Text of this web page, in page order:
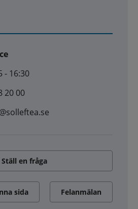
- 16:30
20 00
Ställ en fråga
sida Felanmälan